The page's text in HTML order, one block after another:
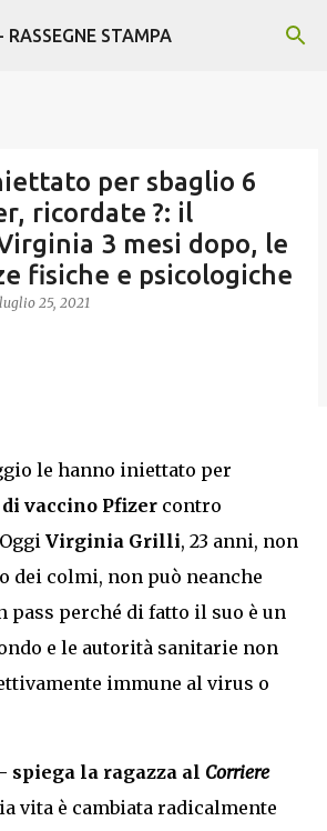
ai contenuti principali
RASSEGNE STAMPA
per sbaglio 6
ricordate ?: il
3 mesi dopo, le
fisiche e psicologiche
luglio 25, 2021
le hanno iniettato per
vaccino Pfizer contro
Virginia Grilli, 23 anni, non
dei colmi, non può neanche
pass perché di fatto il suo è un
e le autorità sanitarie non
immune al virus o
spiega la ragazza al Corriere
vita è cambiata radicalmente